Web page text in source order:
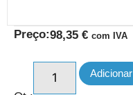
Preço:98,35 € com IVA
Adicionar